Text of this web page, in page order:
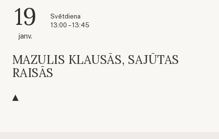
19
janv.
Svētdiena
13:00 – 13:45
MAZULIS KLAUSĀS, SAJŪTAS
RAISĀS